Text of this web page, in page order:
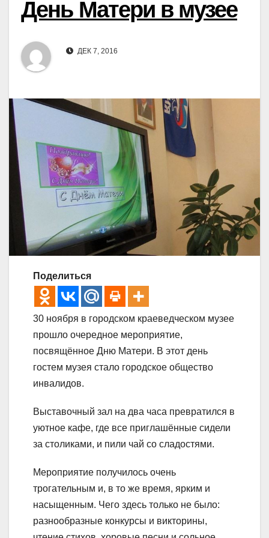
День Матери в музее
ДЕК 7, 2016
Поделиться
30 ноября в городском краеведческом музее
прошло очередное мероприятие,
посвящённое Дню Матери. В этот день
гостем музея стало городское общество
инвалидов.
Выставочный зал на два часа превратился в
уютное кафе, где все приглашённые сидели
за столиками, и пили чай со сладостями.
Мероприятие получилось очень
трогательным и, в то же время, ярким и
насыщенным. Чего здесь только не было:
разнообразные конкурсы и викторины,